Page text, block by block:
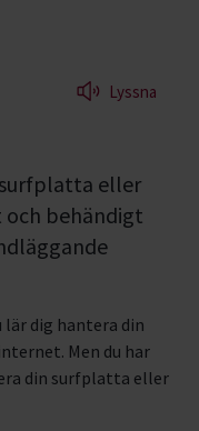
Lyssna
eller
behändigt
dig hantera din
Men du har
din surfplatta eller